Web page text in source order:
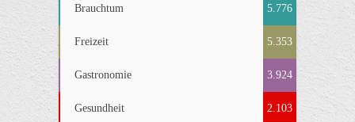
Brauchtum 5.776
Freizeit 5.353
Gastronomie 3.924
Gesundheit 2.103